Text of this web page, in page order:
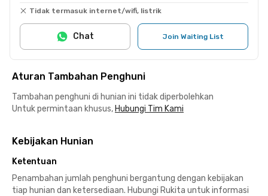
Tidak termasuk internet/wifi, listrik
Join Waiting List
Chat
Aturan Tambahan Penghuni
Tambahan penghuni di hunian ini tidak diperbolehkan
Untuk permintaan khusus, Hubungi Tim Kami
Kebijakan Hunian
Ketentuan
Penambahan jumlah penghuni bergantung dengan kebijakan
tiap hunian dan ketersediaan. Hubungi Rukita untuk informasi